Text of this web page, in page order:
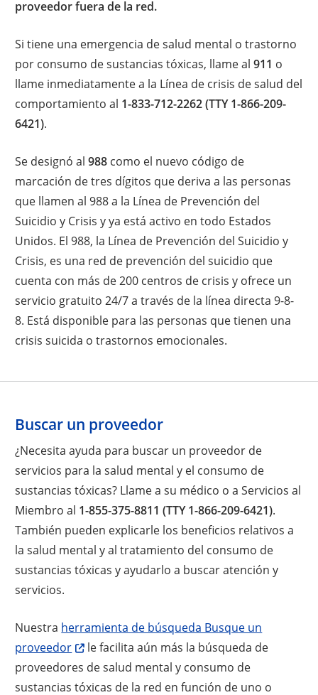
proveedor fuera de la red.
Si tiene una emergencia de salud mental o trastorno
por consumo de sustancias tóxicas, llame al911 o
llame inmediatamente a la Línea de crisis de salud del
comportamiento al 1-833-712-2262 (TTY 1-866-209-
6421).
Se designó al988 como el nuevo código de
marcación de tres dígitos que deriva a las personas
que llamen al 988 a la Línea de Prevención del
Suicidio y Crisis y ya está activo en todo Estados
Unidos. El 988, la Línea de Prevención del Suicidio y
Crisis, es una red de prevención del suicidio que
cuenta con más de 200 centros de crisis y ofrece un
servicio gratuito 24/7 a través de la línea directa 9-8-
8. Está disponible para las personas que tienen una
crisis suicida o trastornos emocionales.
Buscar un proveedor
¿Necesita ayuda para buscar un proveedor de
servicios para la salud mental y el consumo de
sustancias tóxicas? Llame a su médico o a Servicios al
Miembro al 1-855-375-8811 (TTY 1-866-209-6421).
También pueden explicarle los beneficios relativos a
la salud mental y al tratamiento del consumo de
sustancias tóxicas y ayudarlo a buscar atención y
servicios.
Nuestra herramienta de búsqueda Busque un
proveedor
le facilita aún más la búsqueda de
proveedores de salud mental y consumo de
sustancias tóxicas de la red en función de uno o